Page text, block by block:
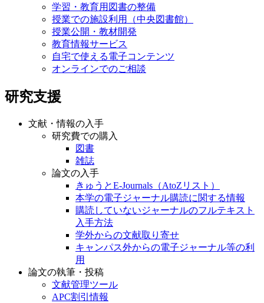
学習・教育用図書の整備
授業での施設利用（中央図書館）
授業公開・教材開発
教育情報サービス
自宅で使える電子コンテンツ
オンラインでのご相談
研究支援
文献・情報の入手
研究費での購入
図書
雑誌
論文の入手
きゅうとE-Journals（AtoZリスト）
本学の電子ジャーナル購読に関する情報
購読していないジャーナルのフルテキスト
入手方法
学外からの文献取り寄せ
キャンパス外からの電子ジャーナル等の利
用
論文の執筆・投稿
文献管理ツール
APC割引情報